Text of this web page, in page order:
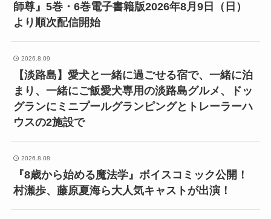
師尊』5巻・6巻電子書籍版2026年8月9日（日）
より順次配信開始
2026.8.09
【淡路島】愛犬と一緒に過ごせる宿で、一緒に泊
まり、一緒にご飯愛犬専用の淡路島グルメ、ドッ
グランにミニプールグランピングとトレーラーハ
ウスの2施設で
2026.8.08
『8歳から始める魔法学』ボイスコミック公開！
村瀬歩、藤原夏海ら大人気キャストが出演！